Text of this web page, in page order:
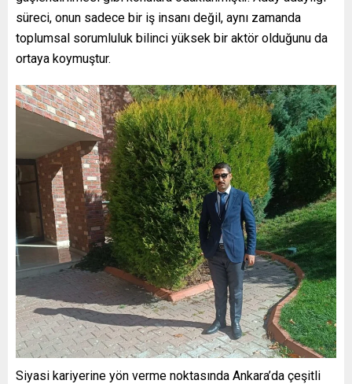
süreci, onun sadece bir iş insanı değil, aynı zamanda
toplumsal sorumluluk bilinci yüksek bir aktör olduğunu da
ortaya koymuştur.
Siyasi kariyerine yön verme noktasında Ankara’da çeşitli